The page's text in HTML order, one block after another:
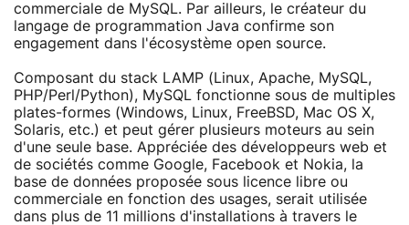
commerciale de MySQL. Par ailleurs, le créateur du
langage de programmation Java confirme son
engagement dans l'écosystème open source.
Composant du stack LAMP (Linux, Apache, MySQL,
PHP/Perl/Python), MySQL fonctionne sous de multiples
plates-formes (Windows, Linux, FreeBSD, Mac OS X,
Solaris, etc.) et peut gérer plusieurs moteurs au sein
d'une seule base. Appréciée des développeurs web et
de sociétés comme Google, Facebook et Nokia, la
base de données proposée sous licence libre ou
commerciale en fonction des usages, serait utilisée
dans plus de 11 millions d'installations à travers le